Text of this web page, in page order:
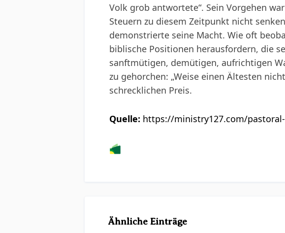
Volk grob antwortete“. Sein Vorgehen
Steuern zu diesem Zeitpunkt nicht
demonstrierte seine Macht. Wie oft
biblische Positionen herausfordern, die
sanftmütigen, demütigen, aufrichtigen
zu gehorchen: „Weise einen Ältesten
schrecklichen Preis.
Quelle: https://ministry127.com/
Ähnliche Einträge